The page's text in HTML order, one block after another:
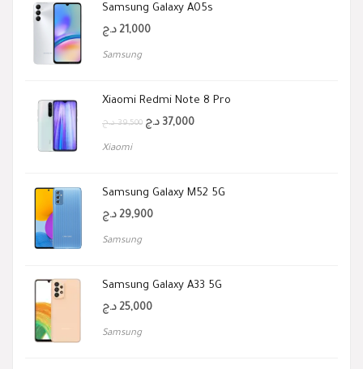
Samsung Galaxy A05s
21,000 د.ج
Samsung
Xiaomi Redmi Note 8 Pro
39,500 د.ج 37,000 د.ج
Xiaomi
Samsung Galaxy M52 5G
29,900 د.ج
Samsung
Samsung Galaxy A33 5G
25,000 د.ج
Samsung